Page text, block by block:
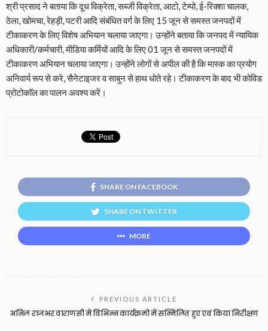
श्री प्रसाद ने बताया कि दूध विक्रेता, सब्जी विक्रेता, आटो, टेम्पो, ई-रिक्शा चालक,
ठेला, खोमचा, रेहड़ी, पटरी आदि संबंधित वर्ग के लिए 15 जून से समस्त जनपदों में
टीकाकरण के लिए विशेष अभियान चलाया जाएगा। उन्होंने बताया कि जनपद में न्यायिक
अधिकारी/कर्मचारी, मीडिया कर्मियों आदि के लिए 01 जून से समस्त जनपदों में
टीकाकरण अभियान चलाया जाएगा। उन्होंने लोगों से अपील की है कि मास्क का प्रयोग
अनिवार्य रूप से करे, सैनेटाइजर व साबुन से हाथ धोते रहे। टीकाकरण के बाद भी कोविड
प्रोटोकाॅल का पालन अवश्य करें।
SHARE ON FACEBOOK
SHARE ON TWITTER
MORE
PREVIOUS ARTICLE
अनिल राजभर वाराणसी में विभिन्न कार्यक्रमों में सम्मिलित हुए एवं किया निरीक्षण